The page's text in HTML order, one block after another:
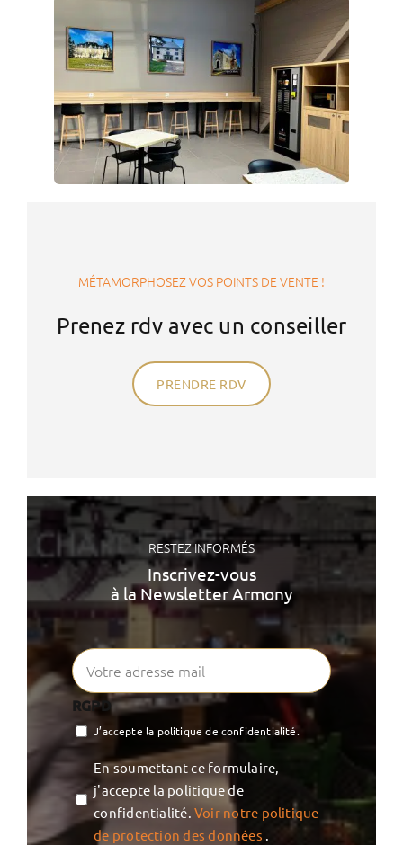
MÉTAMORPHOSEZ VOS POINTS DE VENTE !
Prenez rdv avec un conseiller
PRENDRE RDV
RESTEZ INFORMÉS
Inscrivez-vous
à la Newsletter Armony
RGPD
J’accepte la politique de confidentialité.
Vie
privée
En soumettant ce formulaire,
j'accepte la politique de
confidentialité.Voir notre politique
de protection des données .